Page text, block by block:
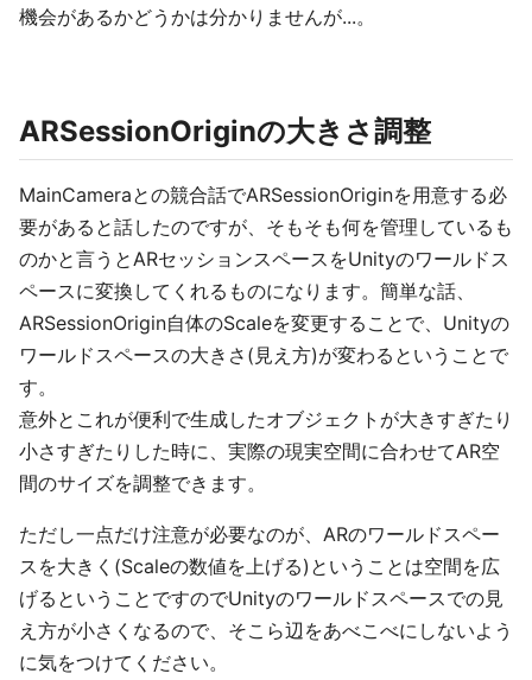
機会があるかどうかは分かりませんが...。
ARSessionOriginの大きさ調整
MainCameraとの競合話でARSessionOriginを用意する必
要があると話したのですが、そもそも何を管理しているも
のかと言うとARセッションスペースをUnityのワールドス
ペースに変換してくれるものになります。簡単な話、
ARSessionOrigin自体のScaleを変更することで、Unityの
ワールドスペースの大きさ(見え方)が変わるということで
す。
意外とこれが便利で生成したオブジェクトが大きすぎたり
小さすぎたりした時に、実際の現実空間に合わせてAR空
間のサイズを調整できます。
ただし一点だけ注意が必要なのが、ARのワールドスペー
スを大きく(Scaleの数値を上げる)ということは空間を広
げるということですのでUnityのワールドスペースでの見
え方が小さくなるので、そこら辺をあべこべにしないよう
に気をつけてください。